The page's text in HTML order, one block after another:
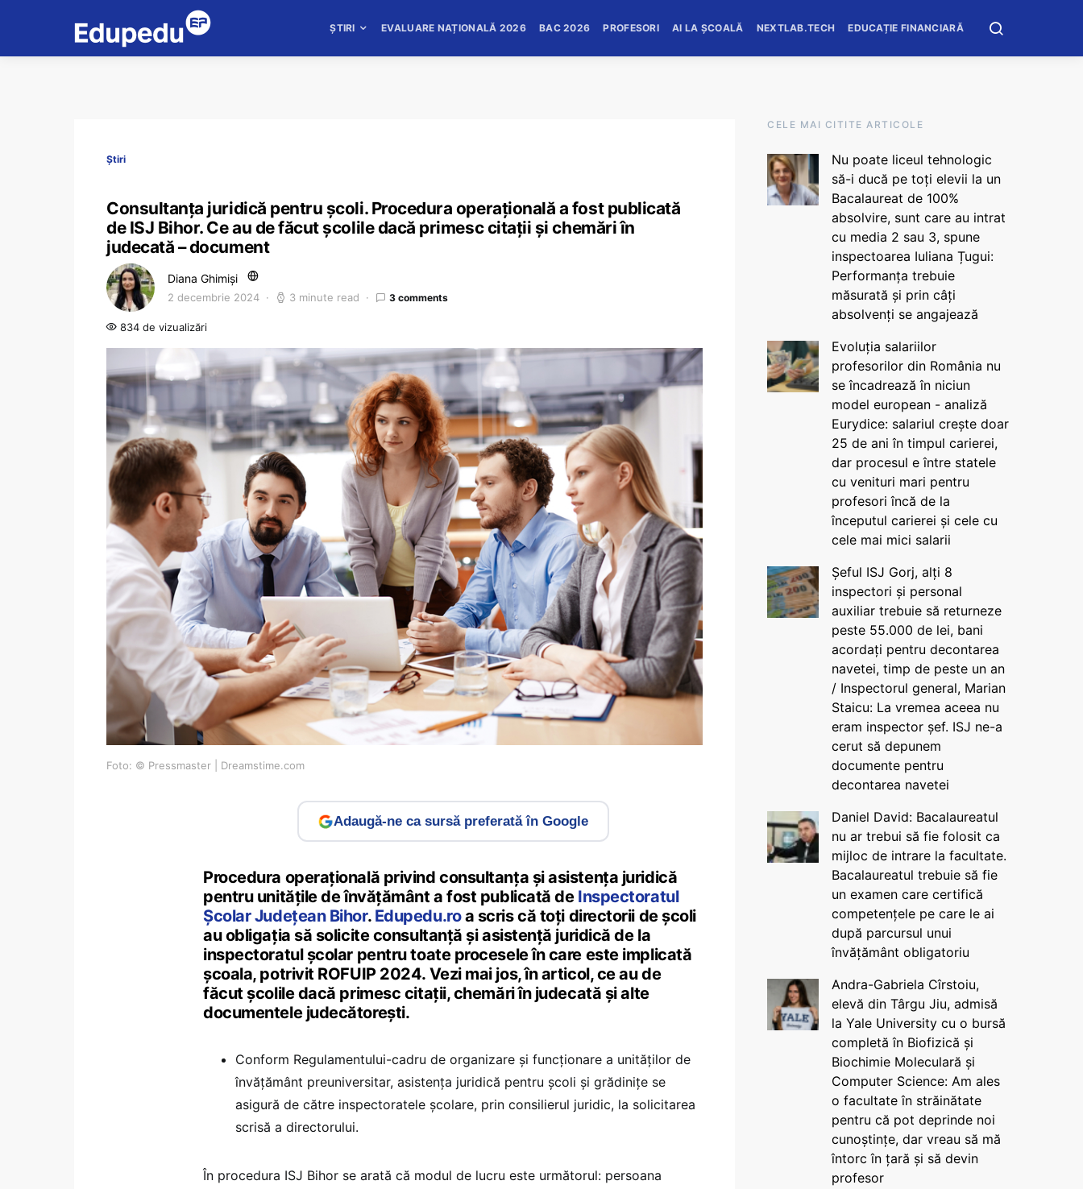
ȘTIRI EVALUARE NAȚIONALĂ 2026 BAC 2026 PROFESORI AI LA ȘCOALĂ NEXTLAB.TECH EDUCAȚIE FINANCIARĂ
Știri
Consultanța juridică pentru școli. Procedura operațională a fost publicată
de ISJ Bihor. Ce au de făcut școlile dacă primesc citații și chemări în
judecată – document
Diana Ghimiși
2 decembrie 2024 3 minute read 3 comments
834 de vizualizări
Foto: © Pressmaster | Dreamstime.com
Adaugă-ne ca sursă preferată în Google
Procedura operațională privind consultanţa și asistența juridică
pentru unitățile de învățământ a fost publicată de Inspectoratul
Școlar Județean Bihor. Edupedu.roa scris că toți directorii de școli
au obligația să solicite consultanță și asistență juridică de la
inspectoratul școlar pentru toate procesele în care este implicată
școala, potrivit ROFUIP 2024. Vezi mai jos, în articol, ce au de
făcut școlile dacă primesc citații, chemări în judecată și alte
documentele judecătorești.
Conform Regulamentului-cadru de organizare și funcționare a unităților de
învățământ preuniversitar, asistența juridică pentru școli și grădinițe se
asigură de către inspectoratele școlare, prin consilierul juridic, la solicitarea
scrisă a directorului.
În procedura ISJ Bihor se arată că modul de lucru este următorul: persoana
CELE MAI CITITE ARTICOLE
Nu poate liceul tehnologic
să-i ducă pe toți elevii la un
Bacalaureat de 100%
absolvire, sunt care au intrat
cu media 2 sau 3, spune
inspectoarea Iuliana Țugui:
Performanța trebuie
măsurată și prin câți
absolvenți se angajează
Evoluția salariilor
profesorilor din România nu
se încadrează în niciun
model european - analiză
Eurydice: salariul crește doar
25 de ani în timpul carierei,
dar procesul e între statele
cu venituri mari pentru
profesori încă de la
începutul carierei și cele cu
cele mai mici salarii
Șeful ISJ Gorj, alți 8
inspectori și personal
auxiliar trebuie să returneze
peste 55.000 de lei, bani
acordați pentru decontarea
navetei, timp de peste un an
/ Inspectorul general, Marian
Staicu: La vremea aceea nu
eram inspector șef. ISJ ne-a
cerut să depunem
documente pentru
decontarea navetei
Daniel David: Bacalaureatul
nu ar trebui să fie folosit ca
mijloc de intrare la facultate.
Bacalaureatul trebuie să fie
un examen care certifică
competențele pe care le ai
după parcursul unui
învățământ obligatoriu
Andra-Gabriela Cîrstoiu,
elevă din Târgu Jiu, admisă
la Yale University cu o bursă
completă în Biofizică și
Biochimie Moleculară și
Computer Science: Am ales
o facultate în străinătate
pentru că pot deprinde noi
cunoștințe, dar vreau să mă
întorc în țară și să devin
profesor